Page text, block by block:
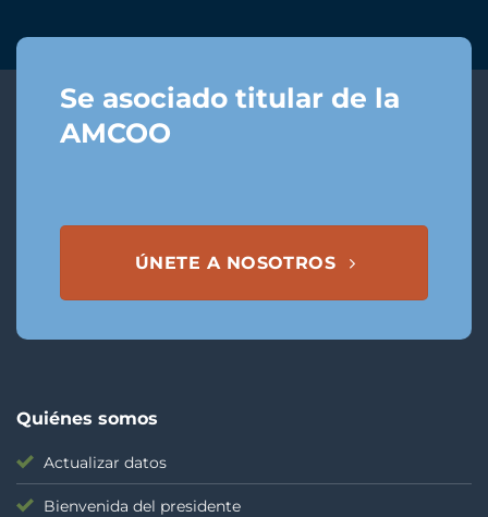
Se asociado titular de la
AMCOO
ÚNETE A NOSOTROS
Quiénes somos
Actualizar datos
Bienvenida del presidente